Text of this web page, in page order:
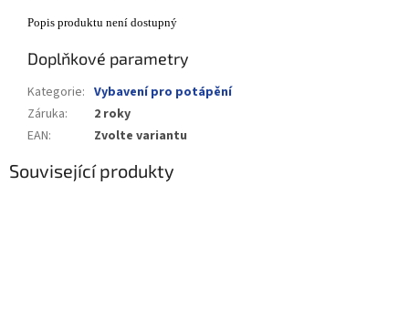
Popis produktu není dostupný
Doplňkové parametry
Kategorie: Vybavení pro potápění
Záruka:
2 roky
EAN: Zvolte variantu
Související produkty